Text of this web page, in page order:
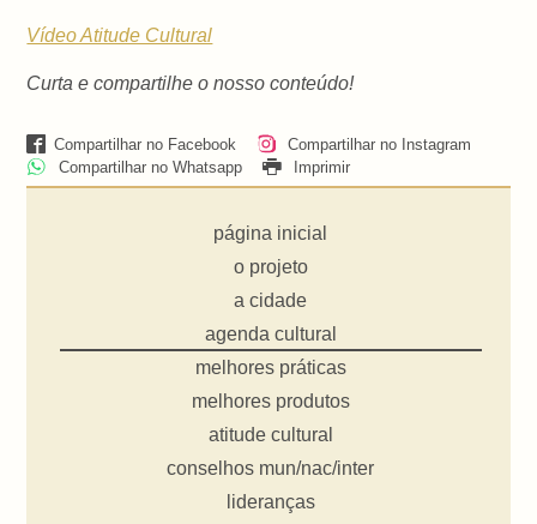
Vídeo Atitude Cultural
Curta e compartilhe o nosso conteúdo!
Compartilhar no Facebook
Compartilhar no Instagram
Compartilhar no Whatsapp
Imprimir
página inicial
o projeto
a cidade
agenda cultural
melhores práticas
melhores produtos
atitude cultural
conselhos mun/nac/inter
lideranças